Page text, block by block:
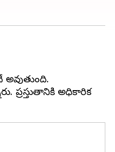
అవుతుంది.
ప్రస్తుతానికి అధికారిక